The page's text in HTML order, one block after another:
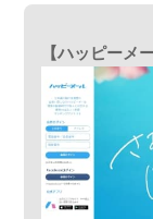
【ハッピーメ